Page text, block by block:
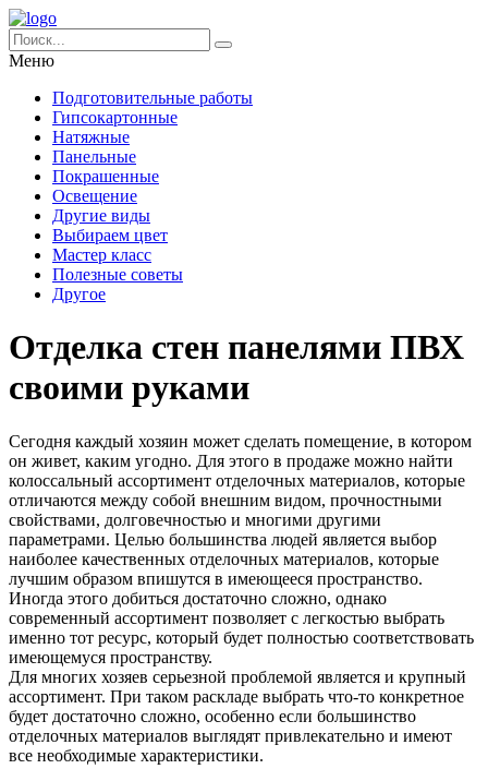
Меню
Подготовительные работы
Гипсокартонные
Натяжные
Панельные
Покрашенные
Освещение
Другие виды
Выбираем цвет
Мастер класс
Полезные советы
Другое
Отделка стен панелями ПВХ
своими руками
Сегодня каждый хозяин может сделать помещение, в котором
он живет, каким угодно. Для этого в продаже можно найти
колоссальный ассортимент отделочных материалов, которые
отличаются между собой внешним видом, прочностными
свойствами, долговечностью и многими другими
параметрами. Целью большинства людей является выбор
наиболее качественных отделочных материалов, которые
лучшим образом впишутся в имеющееся пространство.
Иногда этого добиться достаточно сложно, однако
современный ассортимент позволяет с легкостью выбрать
именно тот ресурс, который будет полностью соответствовать
имеющемуся пространству.
Для многих хозяев серьезной проблемой является и крупный
ассортимент. При таком раскладе выбрать что-то конкретное
будет достаточно сложно, особенно если большинство
отделочных материалов выглядят привлекательно и имеют
все необходимые характеристики.